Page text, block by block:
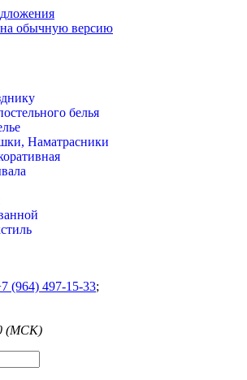
обычную версию
белья
Наматрасники
(964) 497-15-33;
(МСК)